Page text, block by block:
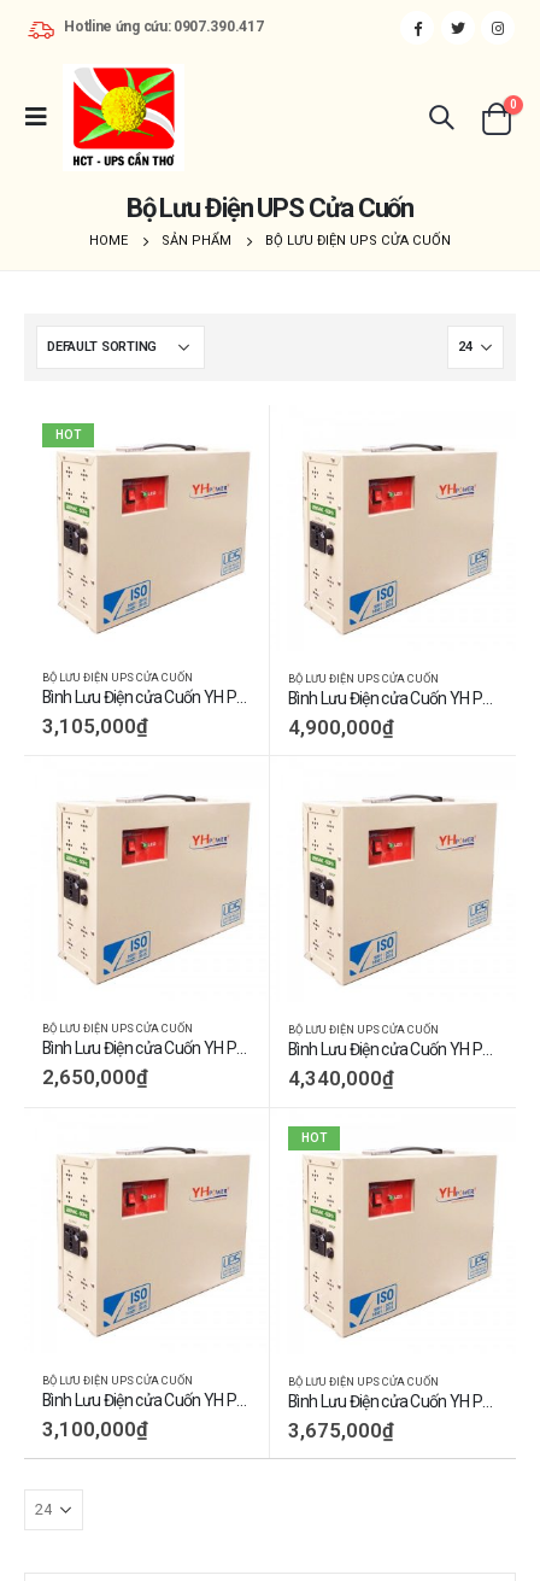
Hotline ứng cứu: 0907.390.417
0
Bộ Lưu Điện UPS Cửa Cuốn
HOME SẢN PHẨM BỘ LƯU ĐIỆN UPS CỬA CUỐN
HOT
BỘ LƯU ĐIỆN UPS CỬA CUỐN
3,105,000₫
BỘ LƯU ĐIỆN UPS CỬA CUỐN
4,900,000₫
BỘ LƯU ĐIỆN UPS CỬA CUỐN
Bình Lưu Điện cửa Cuốn YH POWER (Y400)
2,650,000₫
BỘ LƯU ĐIỆN UPS CỬA CUỐN
Bình Lưu Điện cửa Cuốn YH POWER (Y800)
4,340,000₫
BỘ LƯU ĐIỆN UPS CỬA CUỐN
3,100,000₫
HOT
BỘ LƯU ĐIỆN UPS CỬA CUỐN
3,675,000₫